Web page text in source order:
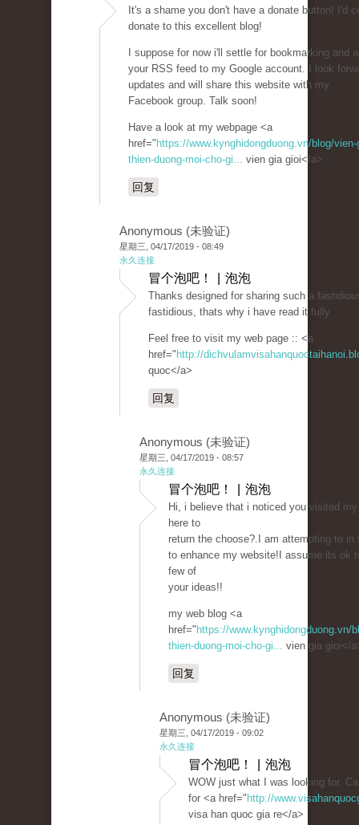
It's a shame you don't have a donate button! I'd
donate to this excellent blog!
I suppose for now i'll settle for bookmarking and
your RSS feed to my Google account. I look
updates and will share this website with my
Facebook group. Talk soon!
Have a look at my webpage <a
href=" https://www.kynghidongduong.vn/blog/vien-
thien-duong-moi-cho-gi... vien gia gioi</a>
回复
Anonymous (未验证)
星期三, 04/17/2019 - 08:49
永久连接
冒个泡吧！ | 泡泡
Thanks designed for sharing such a
fastidious, thats why i have read it fully
Feel free to visit my web page :: <a
href=" http://
quoc</a>
回复
Anonymous (未验证)
星期三, 04/17/2019 - 08:57
永久连接
冒个泡吧！ | 泡泡
Hi, i believe that i noticed you visited
here to
return the choose?.I am attempting to in
to enhance my website!I assume its ok
few of
your ideas!!
my web blog <a
href=" https://www.kynghidongduong.vn/
thien-duong-moi-cho-gi... vien gia gioi</
回复
Anonymous (未验证)
星期三, 04/17/2019 - 09:02
永久连接
冒个泡吧！ | 泡泡
WOW just what I was looking for.
for <a href=" http://
visa han quoc gia re</a>